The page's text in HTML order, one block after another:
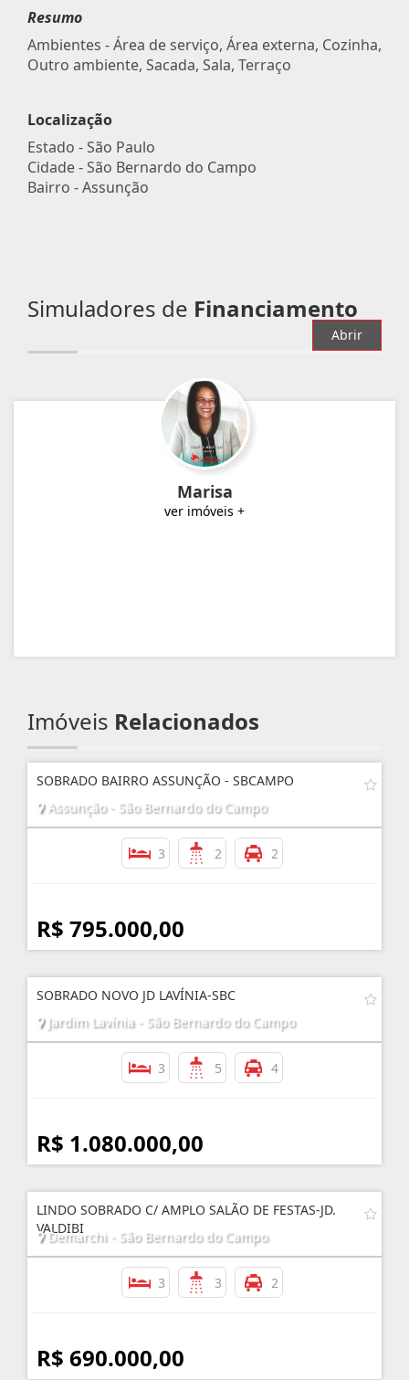
Resumo
Ambientes - Área de serviço, Área externa, Cozinha,
Outro ambiente, Sacada, Sala, Terraço
Localização
Estado -São Paulo
Cidade -São Bernardo do Campo
Bairro -Assunção
Simuladores de Financiamento
Abrir
Marisa
ver imóveis +
Imóveis Relacionados
SOBRADO BAIRRO ASSUNÇÃO - SBCAMPO
Assunção - São Bernardo do Campo
3 2 2
R$ 795.000,00
SOBRADO NOVO JD LAVÍNIA-SBC
Jardim Lavínia - São Bernardo do Campo
3 5 4
R$ 1.080.000,00
LINDO SOBRADO C/ AMPLO SALÃO DE FESTAS-JD.
VALDIBI
Demarchi - São Bernardo do Campo
3 3 2
R$ 690.000,00